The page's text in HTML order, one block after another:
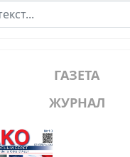
ГАЗЕТА
ЖУРНАЛ